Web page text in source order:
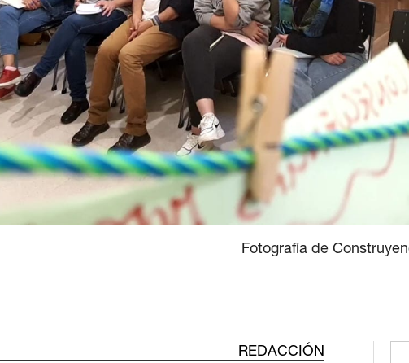
Fotografía de
REDACCIÓN